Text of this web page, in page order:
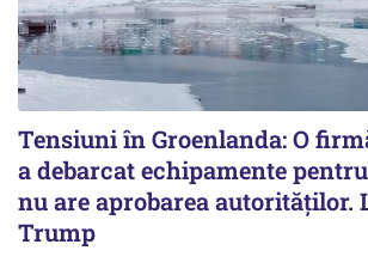
Tensiuni în Groenlanda: O
a debarcat echipamente
nu are aprobarea autorităților.
Trump